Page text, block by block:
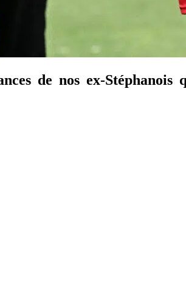
de nos ex-